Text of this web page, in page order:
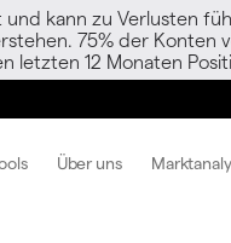
kann zu Verlusten
75% der
letzten 12 Monaten
Über uns